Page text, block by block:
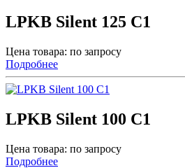
LPKB Silent 125 C1
Цена товара: по запросу
Подробнее
LPKB Silent 100 C1
Цена товара: по запросу
Подробнее